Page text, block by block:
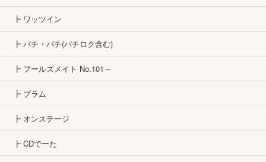
┣ ワッツイン
┣ パチ・パチ(パチロク含む)
┣ フールズメイト No.101～
┣ プラム
┣ オンステージ
┣ CDでーた